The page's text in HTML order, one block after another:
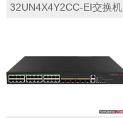
32UN4X4Y2CC-EI交换机